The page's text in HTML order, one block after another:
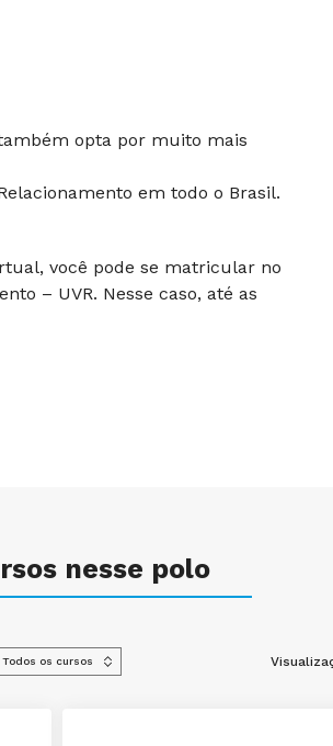
opta por muito mais
em todo o Brasil.
você pode se matricular no
– UVR. Nesse caso, até as
nesse polo